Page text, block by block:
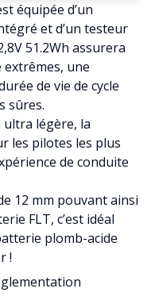
équipée d’un
et d’un testeur
51.2Wh assurera
une
de vie de cycle
sûres.
ultra légère, la
les pilotes les plus
de conduite
12 mm pouvant ainsi
FLT, c’est idéal
plomb-acide
!